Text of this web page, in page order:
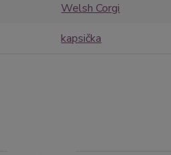
Welsh Corgi
kapsička